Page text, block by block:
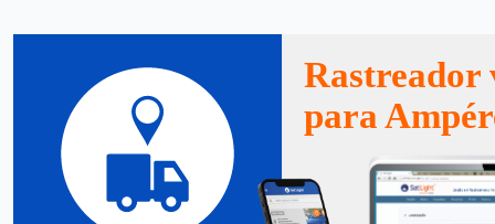
Rastreador
para